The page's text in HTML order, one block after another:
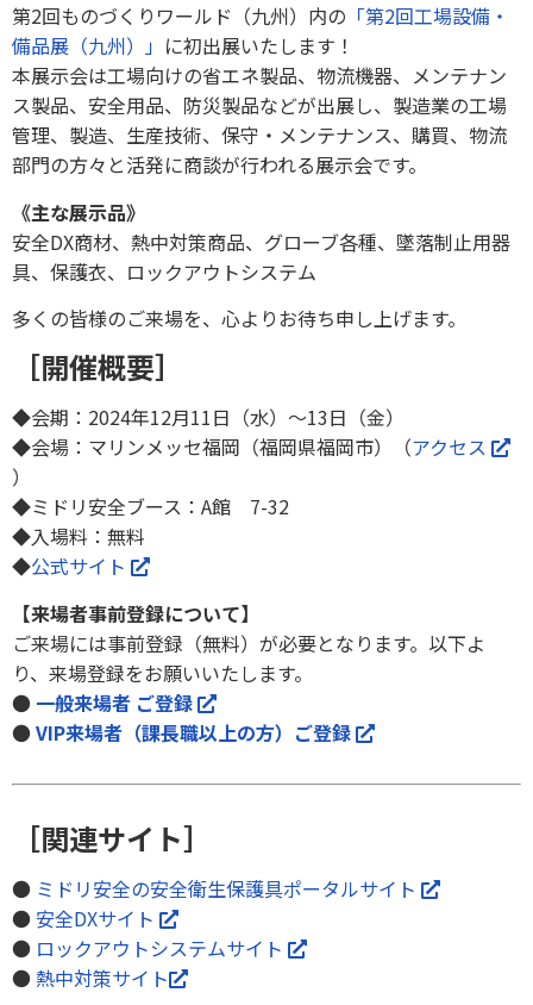
第2回ものづくりワールド（九州）内の 「第2回工場設備・
備品展（九州）」 に初出展いたします！
本展示会は工場向けの省エネ製品、物流機器、メンテナン
ス製品、安全用品、防災製品などが出展し、製造業の工場
管理、製造、生産技術、保守・メンテナンス、購買、物流
部門の方々と活発に商談が行われる展示会です。
《主な展示品》
安全DX商材、熱中対策商品、グローブ各種、墜落制止用器
具、保護衣、ロックアウトシステム
多くの皆様のご来場を、心よりお待ち申し上げます。
［開催概要］
◆会期：2024年12月11日（水）～13日（金）
◆会場：マリンメッセ福岡（福岡県福岡市）（アクセス
）
◆ミドリ安全ブース：A館 7-32
◆入場料：無料
◆公式サイト
【来場者事前登録について】
ご来場には事前登録（無料）が必要となります。以下よ
り、来場登録をお願いいたします。
● 一般来場者 ご登録
●VIP来場者（課長職以上の方）ご登録
［関連サイト］
● ミドリ安全の安全衛生保護具ポータルサイト
● 安全DXサイト
● ロックアウトシステムサイト
●熱中対策サイト